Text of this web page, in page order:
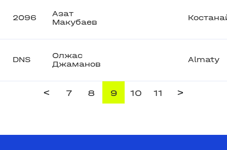
2096
Азат
Макубаев
DNS
Олжас
Джаманов
Almaty
< 7 8 9 10 11 >